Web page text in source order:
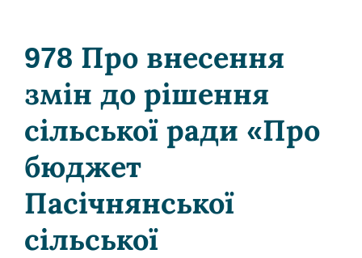
978 Про внесення
змін до рішення
сільської ради «Про
бюджет
Пасічнянської
сільської